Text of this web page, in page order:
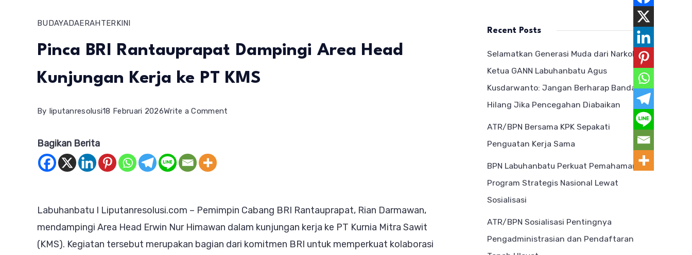
BUDAYADAERAHTERKINI
Pinca BRI Rantauprapat Dampingi Area Head
Kunjungan Kerja ke PT KMS
By liputanresolusi18 Februari 2026Write a Comment
Head
Kunjungan
Kerja
Bagikan Berita
Labuhanbatu I Liputanresolusi.com – Pemimpin Cabang BRI Rantauprapat, Rian Darmawan,
mendampingi Area Head Erwin Nur Himawan dalam kunjungan kerja ke PT Kurnia Mitra Sawit
(KMS). Kegiatan tersebut merupakan bagian dari komitmen BRI untuk memperkuat kolaborasi
Recent Posts
Selamatkan Generasi Muda dari Narkoba,
Ketua GANN Labuhanbatu Agus
Kusdarwanto: Jangan Berharap Bandar
Hilang Jika Pencegahan Diabaikan
ATR/BPN Bersama KPK Sepakati
Penguatan Kerja Sama
BPN Labuhanbatu Perkuat Pemahaman
Program Strategis Nasional Lewat
Sosialisasi
ATR/BPN Sosialisasi Pentingnya
Pengadministrasian dan Pendaftaran